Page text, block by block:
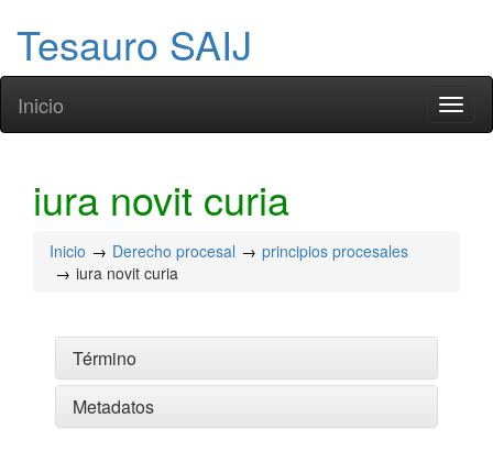
Tesauro SAIJ
Inicio
iura novit curia
Inicio Derecho procesal
principios procesales
iura novit curia
Término
Metadatos